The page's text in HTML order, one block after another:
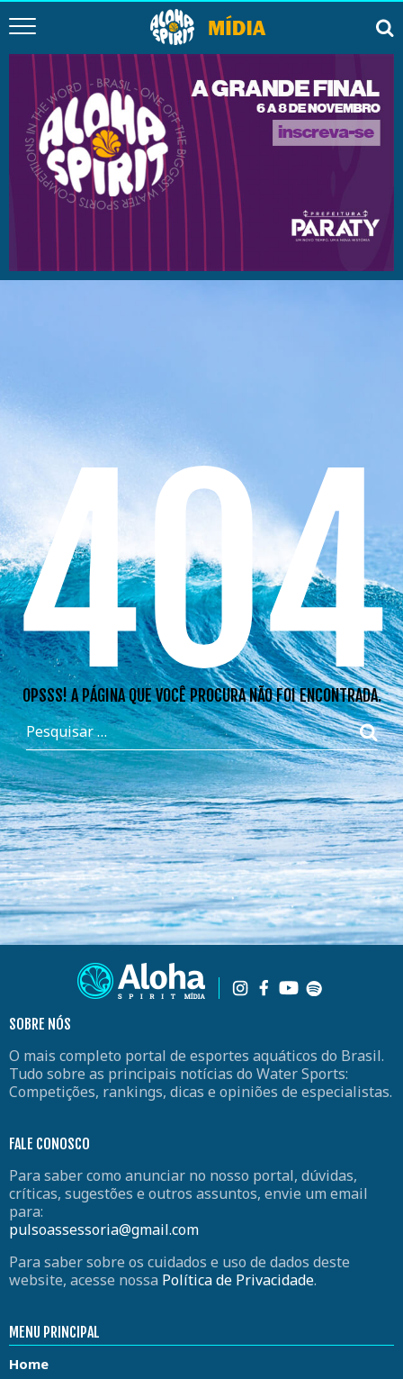
404
OPSSS! A PÁGINA QUE VOCÊ PROCURA NÃO FOI ENCONTRADA.
SOBRE NÓS
O mais completo portal de esportes aquáticos do Brasil.
Tudo sobre as principais notícias do Water Sports:
Competições, rankings, dicas e opiniões de especialistas.
FALE CONOSCO
Para saber como anunciar no nosso portal, dúvidas,
críticas, sugestões e outros assuntos, envie um email
para:
pulsoassessoria@gmail.com
Para saber sobre os cuidados e uso de dados deste
website, acesse nossa Política de Privacidade.
MENU PRINCIPAL
Home